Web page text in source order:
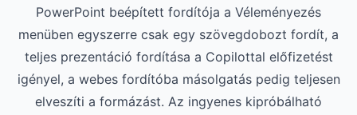
PowerPoint beépített fordítója a Véleményezés
menüben egyszerre csak egy szövegdobozt fordít, a
teljes prezentáció fordítása a Copilottal előfizetést
igényel, a webes fordítóba másolgatás pedig teljesen
elveszíti a formázást. Az ingyenes kipróbálható